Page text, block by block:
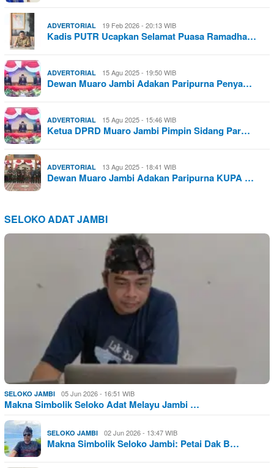
ADVERTORIAL 19 Feb 2026 - 20:13 WIB
Kadis PUTR Ucapkan Selamat Puasa Ramadha…
ADVERTORIAL 15 Agu 2025 - 19:50 WIB
Dewan Muaro Jambi Adakan Paripurna Penya…
ADVERTORIAL 15 Agu 2025 - 15:46 WIB
Ketua DPRD Muaro Jambi Pimpin Sidang Par…
ADVERTORIAL 13 Agu 2025 - 18:41 WIB
Dewan Muaro Jambi Adakan Paripurna KUPA …
SELOKO ADAT JAMBI
SELOKO JAMBI 05 Jun 2026 - 16:51 WIB
Makna Simbolik Seloko Adat Melayu Jambi …
SELOKO JAMBI 02 Jun 2026 - 13:47 WIB
Makna Simbolik Seloko Jambi: Petai Dak B…